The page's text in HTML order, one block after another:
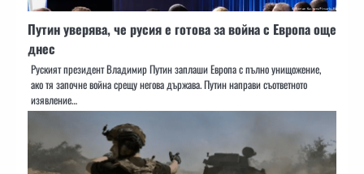
Путин уверява, че русия е готова за война с Европа още
днес
Руският президент Владимир Путин заплаши Европа с пълно унищожение,
ако тя започне война срещу негова държава. Путин направи съответното
изявление…